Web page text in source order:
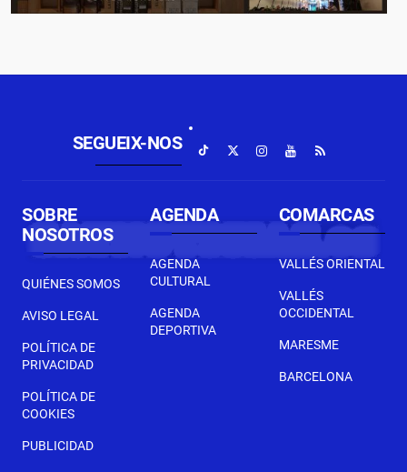
SEGUEIX-NOS
SOBRE
NOSOTROS
QUIÉNES SOMOS
AVISO LEGAL
POLÍTICA DE
PRIVACIDAD
POLÍTICA DE
COOKIES
PUBLICIDAD
AGENDA
AGENDA
CULTURAL
AGENDA
DEPORTIVA
COMARCAS
VALLÉS ORIENTAL
VALLÉS
OCCIDENTAL
MARESME
BARCELONA